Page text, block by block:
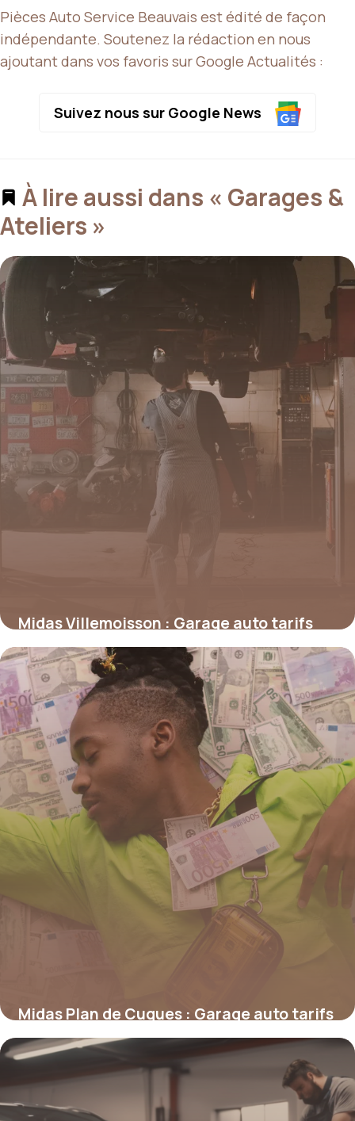
Pièces Auto Service Beauvais est édité de façon
indépendante. Soutenez la rédaction en nous
ajoutant dans vos favoris sur Google Actualités :
Suivez nous sur Google News
À lire aussi dans « Garages &
Ateliers »
Midas Villemoisson : Garage auto tarifs
13 mai 2026
Midas Plan de Cuques : Garage auto tarifs
12 mai 2026